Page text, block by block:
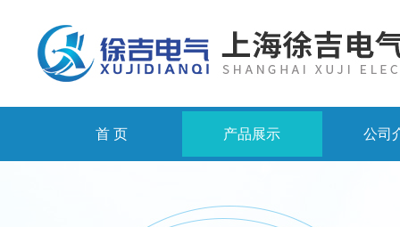
首 页 产品展示 公司